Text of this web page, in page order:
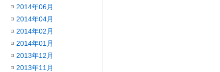
2014年06月
2014年04月
2014年02月
2014年01月
2013年12月
2013年11月